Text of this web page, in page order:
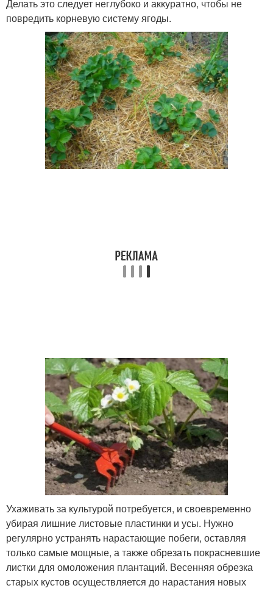
Делать это следует неглубоко и аккуратно, чтобы не
повредить корневую систему ягоды.
Ухаживать за культурой потребуется, и своевременно
убирая лишние листовые пластинки и усы. Нужно
регулярно устранять нарастающие побеги, оставляя
только самые мощные, а также обрезать покрасневшие
листки для омоложения плантаций. Весенняя обрезка
старых кустов осуществляется до нарастания новых